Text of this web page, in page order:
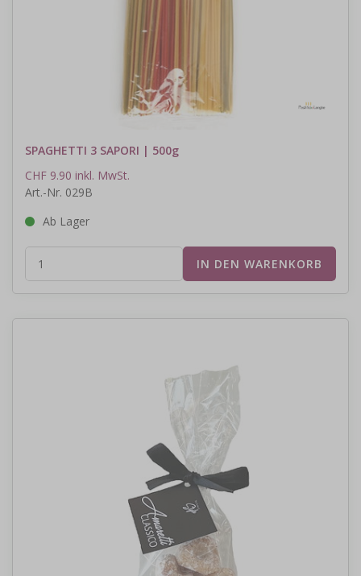
SPAGHETTI 3 SAPORI | 500g
CHF 9.90 inkl. MwSt.
Art.-Nr. 029B
Ab Lager